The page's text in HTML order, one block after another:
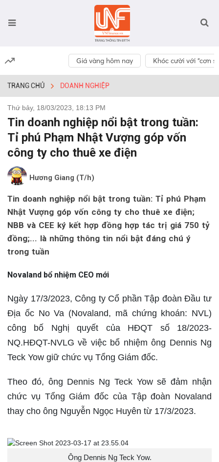
Giá vàng hôm nay Khóc cười với “cơn
TRANG CHỦ DOANH NGHIỆP
Thứ bảy, 18/03/2023, 18:13 PM
Tin doanh nghiệp nổi bật trong tuần:
Tỉ phú Phạm Nhật Vượng góp vốn
công ty cho thuê xe điện
Hương Giang (T/h)
Tin doanh nghiệp nổi bật trong tuần: Tỉ phú Phạm
Nhật Vượng góp vốn công ty cho thuê xe điện;
NBB và CEE ký kết hợp đồng hợp tác trị giá 750 tỷ
đồng;... là những thông tin nổi bật đáng chú ý
trong tuần
Novaland bổ nhiệm CEO mới
Ngày 17/3/2023, Công ty Cổ phần Tập đoàn Đầu tư
Địa ốc No Va (Novaland, mã chứng khoán: NVL)
công bố Nghị quyết của HĐQT số 18/2023-
NQ.HĐQT-NVLG về việc bổ nhiệm ông Dennis Ng
Teck Yow giữ chức vụ Tổng Giám đốc.
Theo đó, ông Dennis Ng Teck Yow sẽ đảm nhận
chức vụ Tổng Giám đốc của Tập đoàn Novaland
thay cho ông Nguyễn Ngọc Huyên từ 17/3/2023.
Ông Dennis Ng Teck Yow.